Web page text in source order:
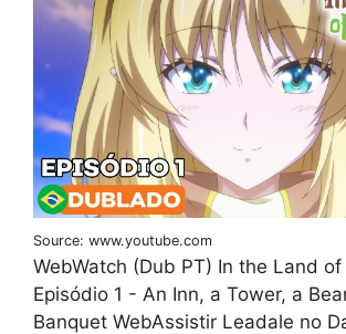
Source: www.youtube.com
WebWatch (Dub PT) In the Land
Episódio 1 - An Inn, a Tower, a
Banquet WebAssistir Leadale no